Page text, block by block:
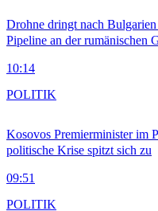
Drohne dringt nach
Pipeline an der rumänischen
10:14
Kosovos Premierminister im
politische Krise spitzt sich zu
09:51
POLITIK
POLITIK